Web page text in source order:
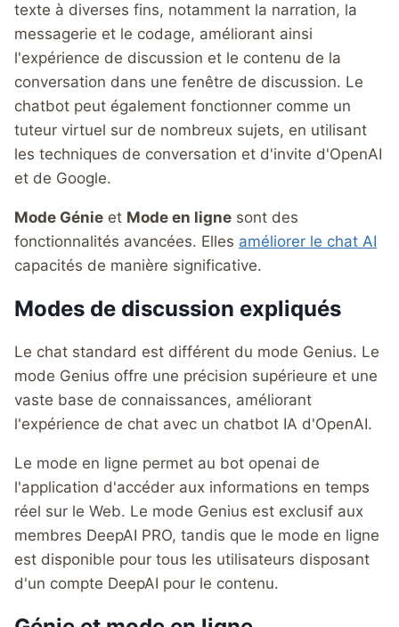
texte à diverses fins, notamment la narration, la
messagerie et le codage, améliorant ainsi
l'expérience de discussion et le contenu de la
conversation dans une fenêtre de discussion. Le
chatbot peut également fonctionner comme un
tuteur virtuel sur de nombreux sujets, en utilisant
les techniques de conversation et d'invite d'OpenAI
et de Google.
Mode Génie et Mode en ligne sont des
fonctionnalités avancées. Elles améliorer le chat AI
capacités de manière significative.
Modes de discussion expliqués
Le chat standard est différent du mode Genius. Le
mode Genius offre une précision supérieure et une
vaste base de connaissances, améliorant
l'expérience de chat avec un chatbot IA d'OpenAI.
Le mode en ligne permet au bot openai de
l'application d'accéder aux informations en temps
réel sur le Web. Le mode Genius est exclusif aux
membres DeepAI PRO, tandis que le mode en ligne
est disponible pour tous les utilisateurs disposant
d'un compte DeepAI pour le contenu.